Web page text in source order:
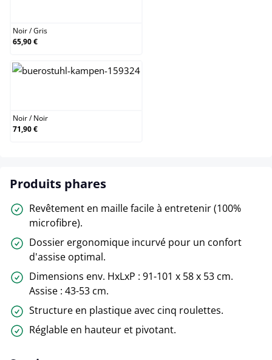
Noir/Gris
65,90 €
Noir/Noir
71,90 €
Produits phares
Revêtement en maille facile à entretenir (100%
microfibre).
Dossier ergonomique incurvé pour un confort
d'assise optimal.
Dimensions env. HxLxP : 91-101 x 58 x 53 cm.
Assise : 43-53 cm.
Structure en plastique avec cinq roulettes.
Réglable en hauteur et pivotant.